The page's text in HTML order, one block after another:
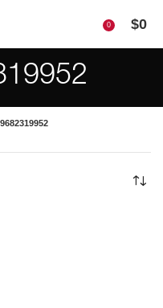
0 $0